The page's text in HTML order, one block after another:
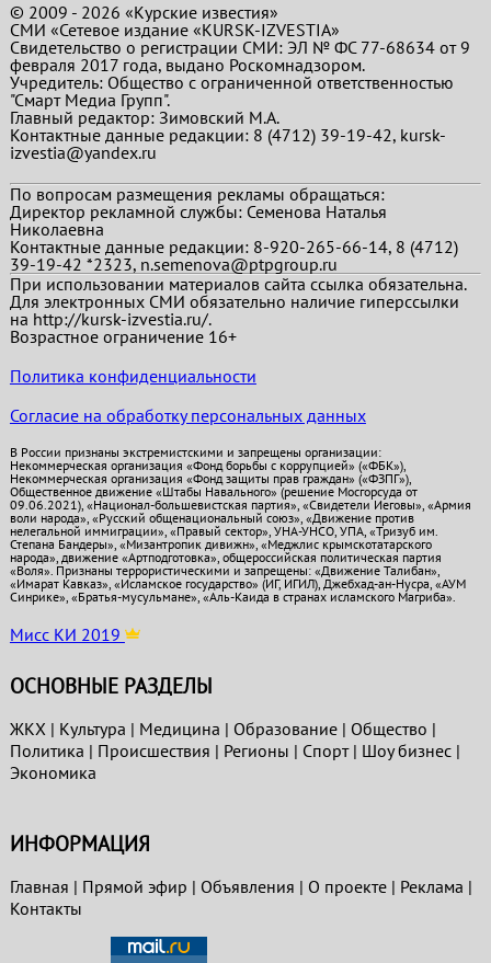
© 2009 - 2026 «Курские известия»
СМИ «Сетевое издание «KURSK-IZVESTIA»
Свидетельство о регистрации СМИ: ЭЛ № ФС 77-68634 от 9
февраля 2017 года, выдано Роскомнадзором.
Учредитель: Общество с ограниченной ответственностью
"Смарт Медиа Групп".
Главный редактор:Зимовский М.А.
Контактные данные редакции: 8 (4712) 39-19-42, kursk-
izvestia@yandex.ru
По вопросам размещения рекламы обращаться:
Директор рекламной службы: Семенова Наталья
Николаевна
Контактные данные редакции: 8-920-265-66-14, 8 (4712)
39-19-42 *2323, n.semenova@ptpgroup.ru
При использовании материалов сайта ссылка обязательна.
Для электронных СМИ обязательно наличие гиперссылки
на http://kursk-izvestia.ru/.
Возрастное ограничение 16+
Политика конфиденциальности
Согласие на обработку персональных данных
В России признаны экстремистскими и запрещены организации:
Некоммерческая организация «Фонд борьбы с коррупцией» («ФБК»),
Некоммерческая организация «Фонд защиты прав граждан» («ФЗПГ»),
Общественное движение «Штабы Навального» (решение Мосгорсуда от
09.06.2021), «Национал-большевистская партия», «Свидетели Иеговы», «Армия
воли народа», «Русский общенациональный союз», «Движение против
нелегальной иммиграции», «Правый сектор», УНА-УНСО, УПА, «Тризуб им.
Степана Бандеры», «Мизантропик дивижн», «Меджлис крымскотатарского
народа», движение «Артподготовка», общероссийская политическая партия
«Воля». Признаны террористическими и запрещены: «Движение Талибан»,
«Имарат Кавказ», «Исламское государство» (ИГ, ИГИЛ), Джебхад-ан-Нусра, «АУМ
Синрике», «Братья-мусульмане», «Аль-Каида в странах исламского Магриба».
Мисс КИ 2019
ОСНОВНЫЕ РАЗДЕЛЫ
ЖКХ| Культура | Медицина | Образование| Общество |
Политика | Проиcшествия | Регионы | Спорт| Шоу бизнес|
Экономика
ИНФОРМАЦИЯ
Главная | Прямой эфир | Объявления | О проекте| Реклама |
Контакты